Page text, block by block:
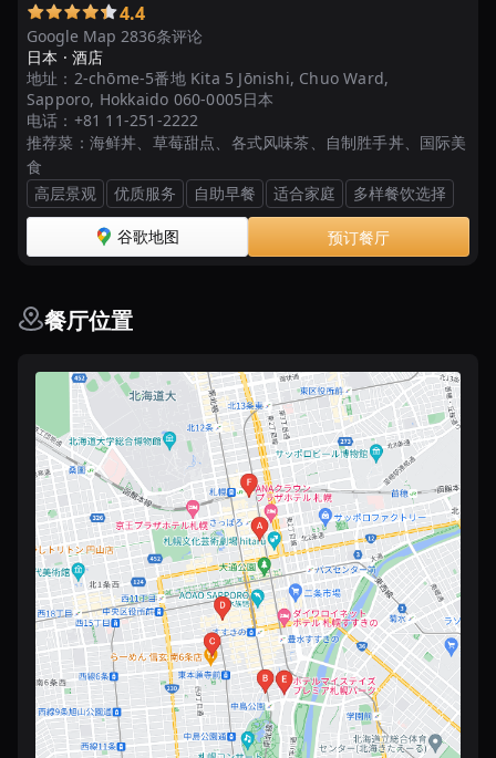
題！
本
格
派
...
Google Map 2836条评论
4.4
日本 · 酒店
地址： 2-chōme-5番地 Kita 5 Jōnishi, Chuo Ward,
Sapporo, Hokkaido 060-0005日本
电话： +81 11-251-2222
推荐菜： 海鲜丼、草莓甜点、各式风味茶、自制胜手丼、国际美
食
高层景观
优质服务 自助早餐 适合家庭 多样餐饮选择
谷歌地图 预订餐厅
餐厅位置